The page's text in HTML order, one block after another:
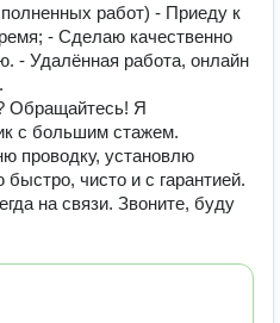
работ) - Приеду к
- Cделаю качеcтвeнно
- Удалённая работа, онлайн
Обращайтесь! Я
с большим стажем.
проводку, установлю
чисто и с гарантией.
на связи. Звоните, буду